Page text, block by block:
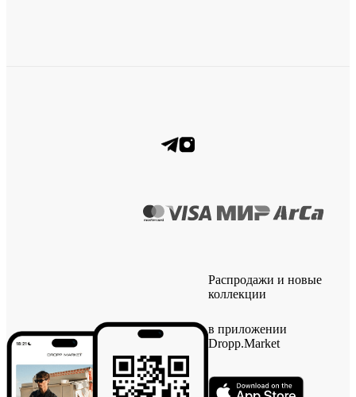
Распродажи и новые
коллекции
в приложении
Dropp.Market